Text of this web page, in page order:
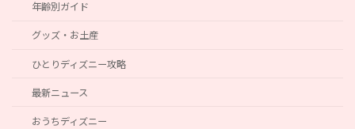
年齢別ガイド
グッズ・お土産
ひとりディズニー攻略
最新ニュース
おうちディズニー